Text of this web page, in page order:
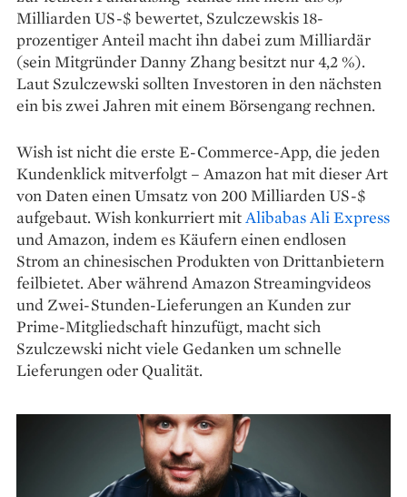
Milliarden US-$ bewertet, Szulczewskis 18-
prozentiger Anteil macht ihn dabei zum Milliardär
(sein Mitgründer Danny Zhang besitzt nur 4,2 %).
Laut Szulczewski sollten Investoren in den nächsten
ein bis zwei Jahren mit einem Börsengang rechnen.
Wish ist nicht die erste E-Commerce-App, die jeden
Kundenklick mitverfolgt – Amazon hat mit dieser Art
von Daten einen Umsatz von 200 Milliarden US-$
aufgebaut. Wish konkurriert mitAlibabas Ali Express
und Amazon, indem es Käufern einen endlosen
Strom an chinesischen Produkten von Drittanbietern
feilbietet. Aber während Amazon Streamingvideos
und Zwei-Stunden-Lieferungen an Kunden zur
Prime-Mitgliedschaft hinzufügt, macht sich
Szulczewski nicht viele Gedanken um schnelle
Lieferungen oder Qualität.